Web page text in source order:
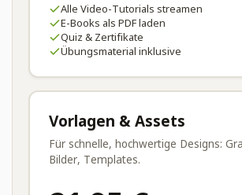
Alle Video-Tutorials streamen
E-Books als PDF laden
Quiz & Zertifikate
Übungsmaterial inklusive
Vorlagen & Assets
Für schnelle, hochwertige Designs:
Bilder, Templates.